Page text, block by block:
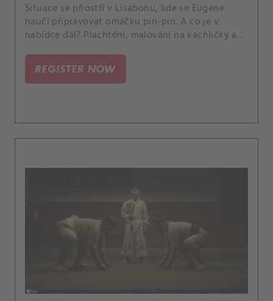
Situace se přiostří v Lisabonu, kde se Eugene
naučí připravovat omáčku piri-piri. A co je v
nabídce dál? Plachtění, malování na kachličky a
REGISTER NOW